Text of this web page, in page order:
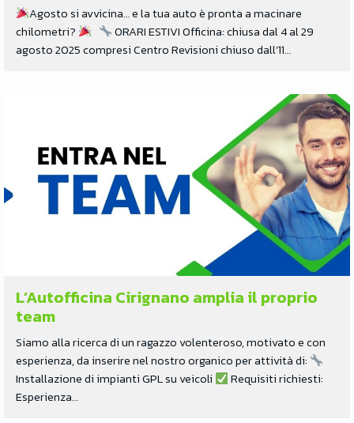
Agosto si avvicina… e la tua auto è pronta a macinare
chilometri?
ORARI ESTIVI Officina: chiusa dal 4 al 29
agosto 2025 compresi Centro Revisioni chiuso dall’11…
L’Autofficina Cirignano amplia il proprio
team
Siamo alla ricerca di un ragazzo volenteroso, motivato e con
esperienza, da inserire nel nostro organico per attività di:
Installazione di impianti GPL su veicoli
Requisiti richiesti:
Esperienza…